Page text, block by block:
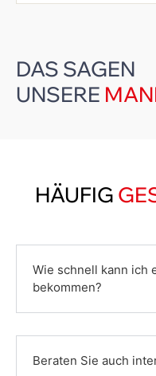
DAS SAGEN
UNSERE
HÄUFIG
Wie schnell kann ich
bekommen?
Beraten Sie auch